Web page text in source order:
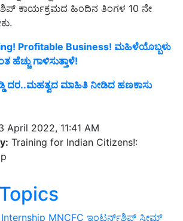
ಕಾರ್ಯಕ್ರಮದ ಹಿಂದಿನ ತಿಂಗಳ 10 ನೇ
Profitable Business! ಮಹಿಳೆಯೊಬ್ಬಳು
ಗಾಳಿಸುತ್ತಾಳೆ!
ದರ..ಮಹತ್ವದ ಮಾಹಿತಿ ನೀಡಿದ ಹಣಕಾಸು
April 2022, 11:41 AM
Training for Indian Citizens!:
MNCFC ಇಂಟರ್ನ್‌ಶಿಪ್ ಸ್ಕೀಮ್